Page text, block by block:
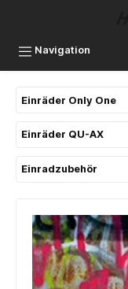
Navigation
Einräder Only One
Einräder QU-AX
Einradzubehör